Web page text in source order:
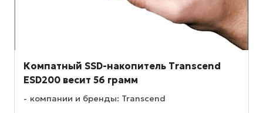
Компатный SSD-накопитель Transcend
ESD200 весит 56 грамм
компании и бренды: Transcend